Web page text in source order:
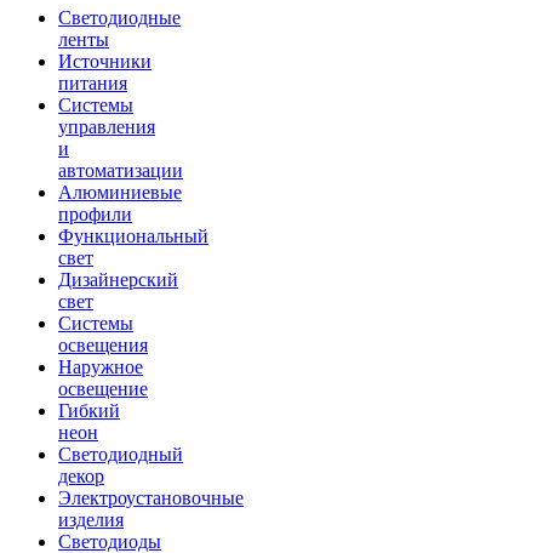
Светодиодные
ленты
Источники
питания
Системы
управления
и
автоматизации
Алюминиевые
профили
Функциональный
свет
Дизайнерский
свет
Системы
освещения
Наружное
освещение
Гибкий
неон
Светодиодный
декор
Электроустановочные
изделия
Светодиоды